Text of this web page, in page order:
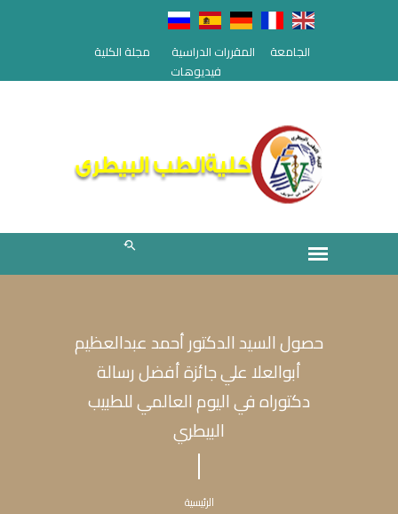
الجامعة المقررات الدراسية
مجلة الكلية
فيديوهات
حصول السيد الدكتور أحمد عبدالعظيم
أبوالعلا علي جائزة أفضل رسالة
دكتوراه في اليوم العالمي للطبيب
البيطري
الرئيسية